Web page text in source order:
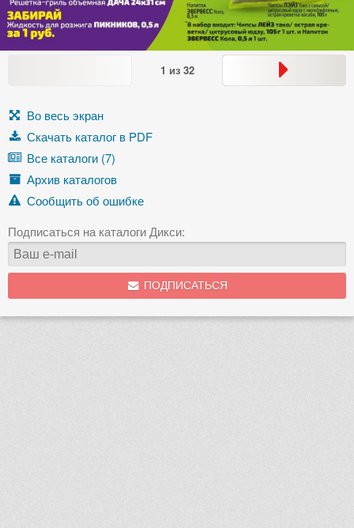
1 из 32
Во весь экран
Скачать каталог в PDF
Все каталоги (7)
Архив каталогов
Сообщить об ошибке
Подписаться на каталоги Дикси:
ПОДПИСАТЬСЯ